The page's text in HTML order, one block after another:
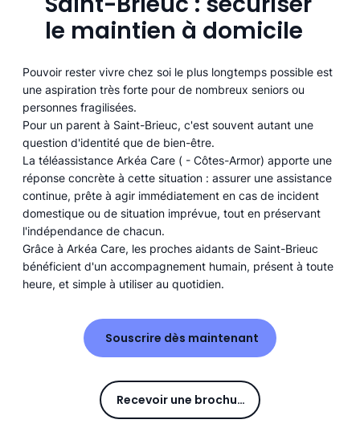
le maintien à domicile
Pouvoir rester vivre chez soi le plus longtemps possible est
une aspiration très forte pour de nombreux seniors ou
personnes fragilisées.
Pour un parent à Saint-Brieuc, c'est souvent autant une
question d'identité que de bien-être.
La téléassistance Arkéa Care ( - Côtes-Armor) apporte une
réponse concrète à cette situation : assurer une assistance
continue, prête à agir immédiatement en cas de incident
domestique ou de situation imprévue, tout en préservant
l'indépendance de chacun.
Grâce à Arkéa Care, les proches aidants de Saint-Brieuc
bénéficient d'un accompagnement humain, présent à toute
heure, et simple à utiliser au quotidien.
Souscrire dès maintenant
Recevoir une brochure